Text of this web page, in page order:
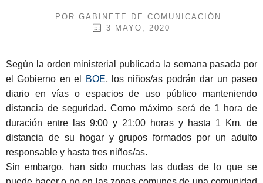
POR GABINETE DE COMUNICACIÓN
3 MAYO, 2020
Según la orden ministerial publicada la semana pasada por
el Gobierno en el
BOE, los niños/as podrán dar un paseo
diario en vías o espacios de uso público manteniendo
distancia de seguridad. Como máximo será de 1 hora de
duración entre las 9:00 y 21:00 horas y hasta 1 Km. de
distancia de su hogar y grupos formados por un adulto
responsable y hasta tres niños/as.
Sin embargo, han sido muchas las dudas de lo que se